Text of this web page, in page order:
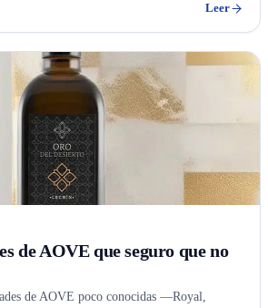
Leer
de AOVE que seguro que no
de AOVE poco conocidas —Royal,